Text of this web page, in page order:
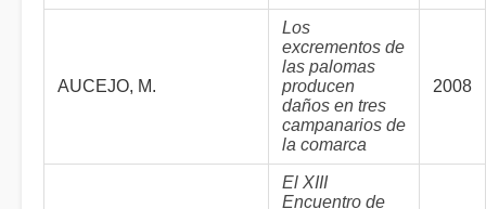
AUCEJO, M.
Los
excrementos de
las palomas
producen
daños en tres
campanarios de
la comarca
2008
El XIII
Encuentro de